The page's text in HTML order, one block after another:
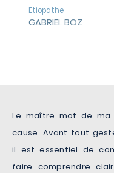
GABRIEL BOZ
Etiopathe
Le maître mot de
cause. Avant tout
il est essentiel de
faire comprendre